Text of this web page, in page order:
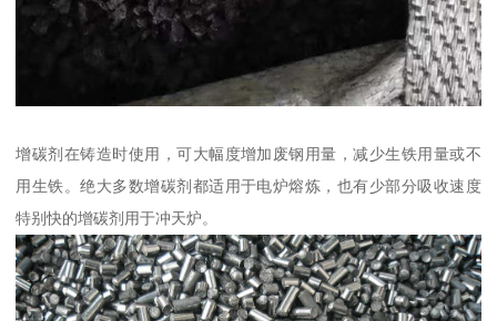
增碳剂在铸造时使用，可大幅度增加废钢用量，减少生铁用量或不
用生铁。绝大多数增碳剂都适用于电炉熔炼，也有少部分吸收速度
特别快的增碳剂用于冲天炉。